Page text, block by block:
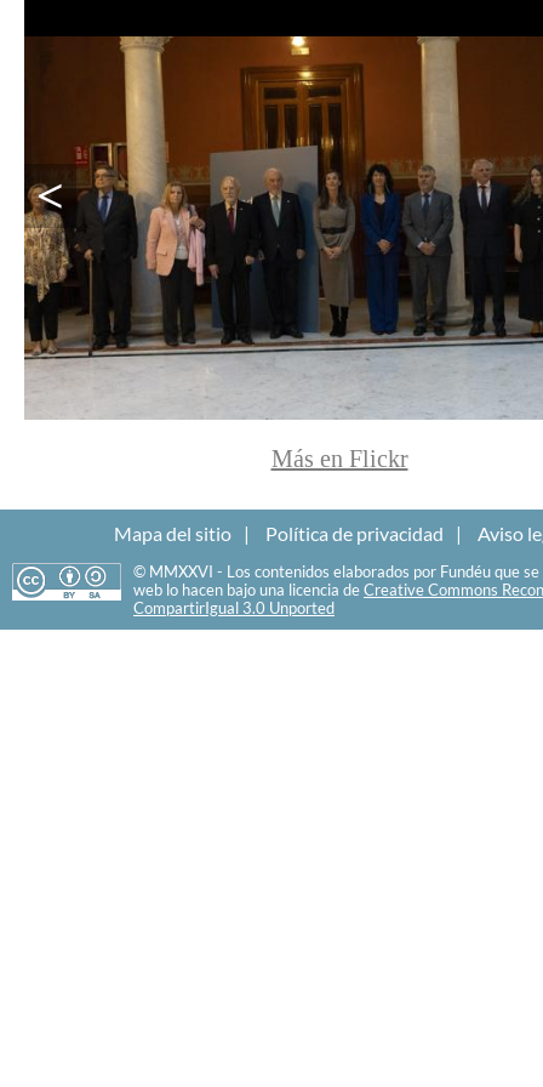
<
Más en Flickr
Mapa del sitio Política de privacidad Aviso
© MMXXVI - Los contenidos elaborados por Fundéu que
web lo hacen bajo una licencia de Creative Commons
CompartirIgual 3.0 Unported